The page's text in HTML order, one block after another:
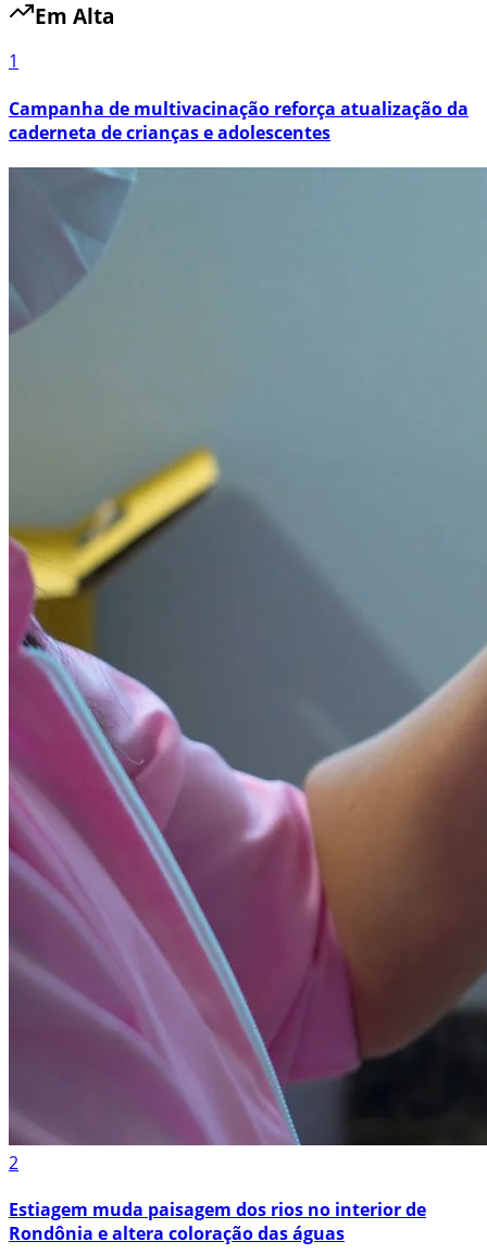
Em Alta
1
Campanha de multivacinação reforça atualização da
caderneta de crianças e adolescentes
2
Estiagem muda paisagem dos rios no interior de
Rondônia e altera coloração das águas